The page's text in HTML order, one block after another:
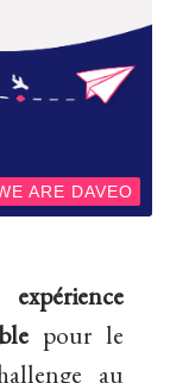
ARE DAVEO
expérience
pour le
au